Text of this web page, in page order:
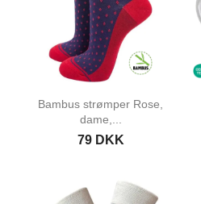
Bambus strømper Rose,
dame,...
79 DKK